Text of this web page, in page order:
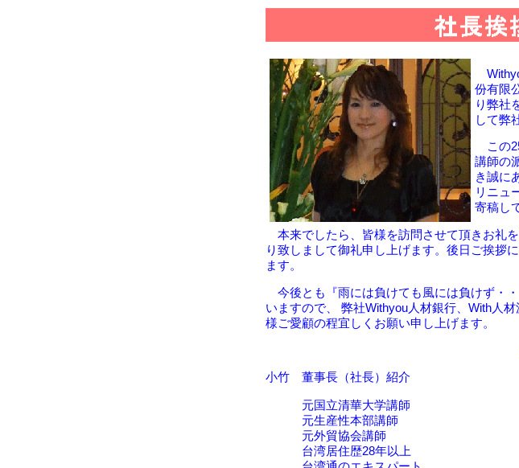
份有限
り弊社
して弊
この
講師の
き誠に
リニュ
寄稿し
本来でしたら、皆様を訪問させて頂きお礼
り致しまして御礼申し上げます。後日ご挨拶
ます。
今後とも『雨には負けても風には負けず・
いますので、 弊社Withyou人材銀行、With人
様ご愛顧の程宜しくお願い申し上げます。
2018年
小竹 董事長（社長）紹介
元国立清華大学講師
元生産性本部講師
元外貿協会講師
台湾居住歴28年以上